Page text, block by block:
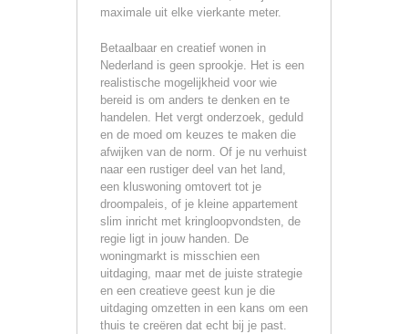
maximale uit elke vierkante meter.
Betaalbaar en creatief wonen in
Nederland is geen sprookje. Het is een
realistische mogelijkheid voor wie
bereid is om anders te denken en te
handelen. Het vergt onderzoek, geduld
en de moed om keuzes te maken die
afwijken van de norm. Of je nu verhuist
naar een rustiger deel van het land,
een kluswoning omtovert tot je
droompaleis, of je kleine appartement
slim inricht met kringloopvondsten, de
regie ligt in jouw handen. De
woningmarkt is misschien een
uitdaging, maar met de juiste strategie
en een creatieve geest kun je die
uitdaging omzetten in een kans om een
thuis te creëren dat echt bij je past.